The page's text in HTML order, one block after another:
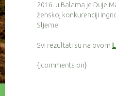
2016. u Balama je Duje
ženskoj konkurenciji
Sljeme.
Svi rezultati su na ovom
{jcomments on}